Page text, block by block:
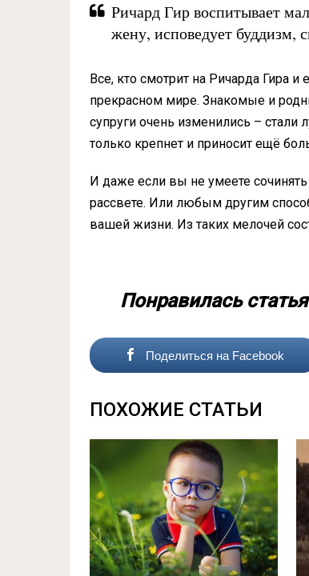
Ричард Гир воспитывает
жену, исповедует буддизм,
Все, кто смотрит на Ричарда Гира
прекрасном мире. Знакомые и
супруги очень изменились –
только крепнет и приносит ещё
И даже если вы не умеете
рассвете. Или любым другим
вашей жизни. Из таких мелочей
Понравилась
Поделиться на Facebook
ПОХОЖИЕ СТАТЬИ